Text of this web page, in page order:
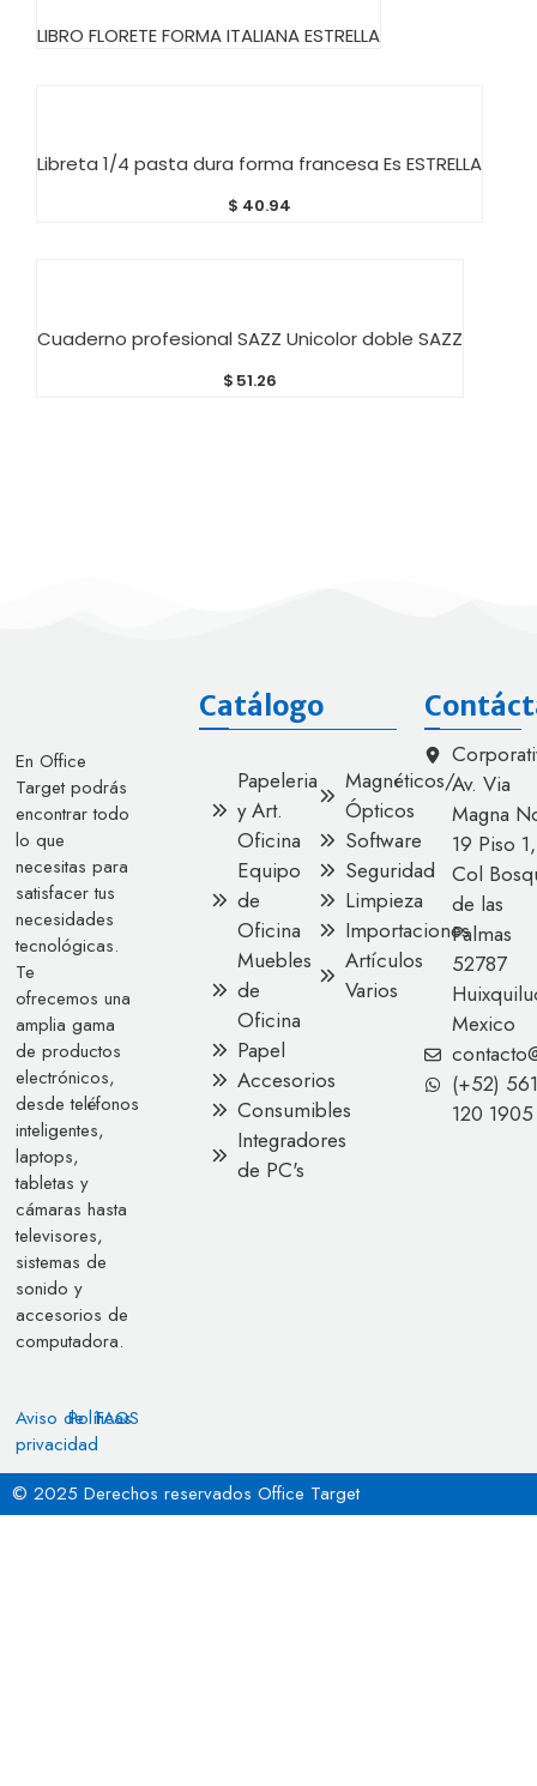
LIBRO FLORETE FORMA ITALIANA ESTRELLA
Libreta 1/4 pasta dura forma francesa Es ESTRELLA
$ 40.94
Cuaderno profesional SAZZ Unicolor doble SAZZ
$ 51.26
En Office
Target podrás
encontrar todo
lo que
necesitas para
satisfacer tus
necesidades
tecnológicas.
Te
ofrecemos una
amplia gama
de productos
electrónicos,
desde teléfonos
inteligentes,
laptops,
tabletas y
cámaras hasta
televisores,
sistemas de
sonido y
accesorios de
computadora.
Aviso de
privacidad
Políticas
FAQS
Catálogo
Papeleria
y Art.
Oficina
Equipo
de
Oficina
Muebles
de
Oficina
Papel
Accesorios
Consumibles
Integradores
de PC's
Magnéticos/
Ópticos
Software
Seguridad
Limpieza
Importaciones
Artículos
Varios
Av. Via
Magna
19 Piso 1,
Col
de las
Palmas
52787
Mexico
(+52) 561
120 1905
© 2025 Derechos reservados Office Target